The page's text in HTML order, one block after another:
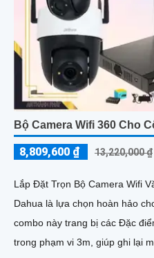
Bộ Camera Wifi 360 Cho
8,809,600 ₫ 13,220,000 ₫
Lắp Đặt Trọn Bộ Camera Wifi
Dahua là lựa chọn hoàn hảo cho
combo này trang bị các Đặc
trong phạm vi 3m, giúp ghi lại